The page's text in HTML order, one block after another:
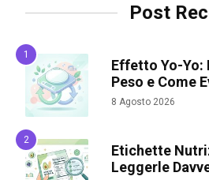
Post
Effetto Yo-Yo:
Peso e Come
8 Agosto 2026
Etichette
Leggerle